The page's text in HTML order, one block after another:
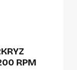
RPM